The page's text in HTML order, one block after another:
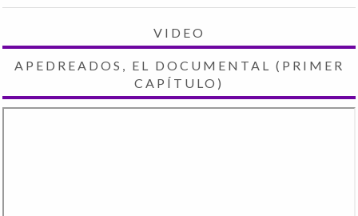
VIDEO
APEDREADOS, EL DOCUMENTAL (PRIMER
CAPÍTULO)